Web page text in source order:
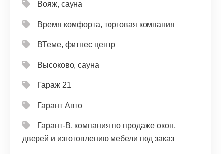
Вояж, сауна
Время комфорта, торговая компания
ВТеме, фитнес центр
Высоково, сауна
Гараж 21
Гарант Авто
Гарант-В, компания по продаже окон,
дверей и изготовлению мебели под заказ